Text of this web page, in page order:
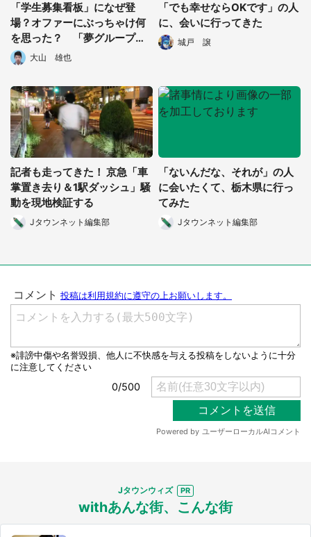
選択する
「学生募集看板」になぜ登
場？オファーにぶっちゃけ何
を思った？ 「夢グループ」
石田社長＆保科有里さんをま
さかの直撃インタビュー
大山 雄也
「でも幸せならOKです」の人
に、会いに行ってきた
城戸 譲
記者も走ってきた！ 京急「車
掌置き去り＆1駅ダッシュ」騒
動を現地検証する
Jタウンネット編集部
「ないんだな、それが」の人
に会いたくて、栃木県に行っ
てみた
Jタウンネット編集部
Jタウンウィズ
withあんな街、こんな街